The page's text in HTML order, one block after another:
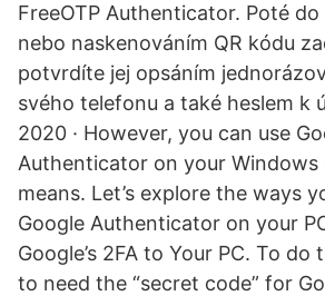
FreeOTP Authenticator. Poté
nebo naskenováním QR kódu
potvrdíte jej opsáním
svého telefonu a také heslem k
2020 · However, you can use
Authenticator on your Windows
means. Let’s explore the ways
Google Authenticator on your
Google’s 2FA to Your PC. To do
to need the “secret code” for